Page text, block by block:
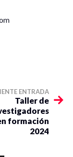
ENTRADA
Taller de
formación
2024